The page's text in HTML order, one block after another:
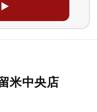
▶
米中央店